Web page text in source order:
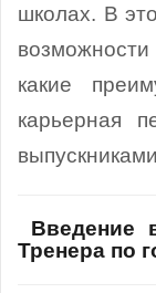
школах. В
какие
карьерная
Введение
Тренера по